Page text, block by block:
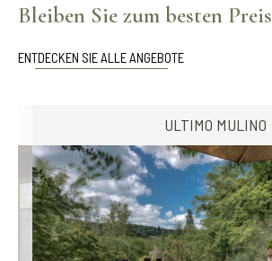
Bleiben Sie zum besten Preis
ENTDECKEN SIE ALLE ANGEBOTE
ULTIMO MULINO